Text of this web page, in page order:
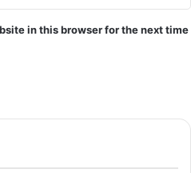
in this browser for the next time